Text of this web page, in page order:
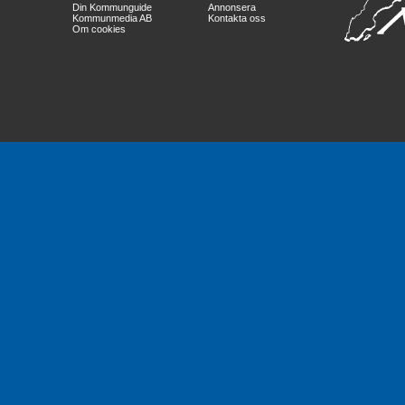
Din Kommunguide
Kommunmedia AB
Om cookies
Annonsera
Kontakta oss